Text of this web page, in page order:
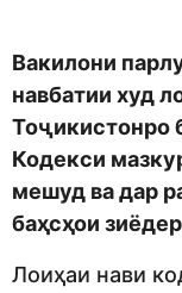
Вакилони
навбатии худ
Тоҷикистонро
Кодекси
мешуд ва дар
баҳсҳои
Лоиҳаи нави